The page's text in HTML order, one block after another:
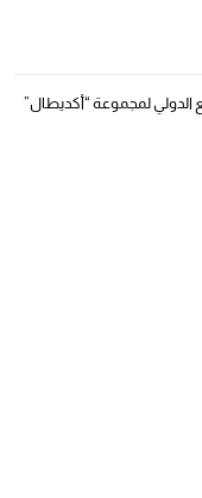
لمجموعة “أكديطال”